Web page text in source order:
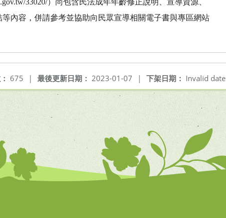
33020/）尚包含民法成年年齡修正說明、宣導資源、
內容，併請參考並協助向民眾宣導相關電子書與專區網站
下架日期： Invalid date
最後更新日期： 2023-01-07 |
675 |